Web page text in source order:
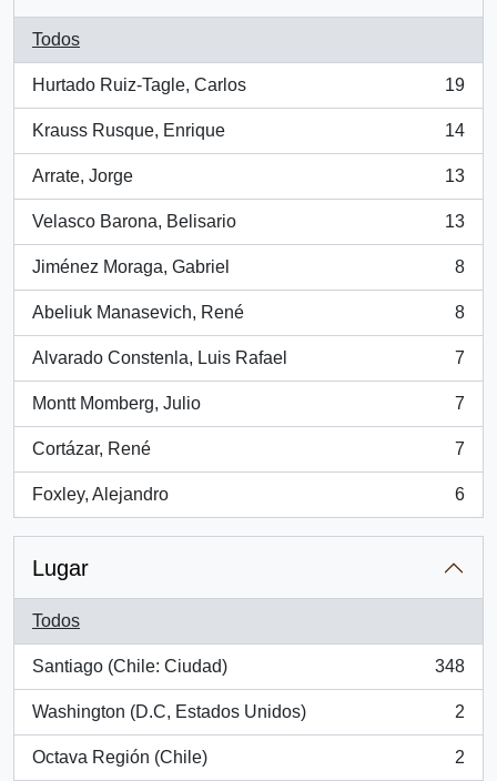
Todos
Hurtado Ruiz-Tagle, Carlos
, 19 resultados
19
Krauss Rusque, Enrique
, 14 resultados
14
Arrate, Jorge
, 13 resultados
13
Velasco Barona, Belisario
, 13 resultados
13
Jiménez Moraga, Gabriel
, 8 resultados
8
Abeliuk Manasevich, René
, 8 resultados
8
Alvarado Constenla, Luis Rafael
, 7 resultados
7
Montt Momberg, Julio
, 7 resultados
7
Cortázar, René
, 7 resultados
7
Foxley, Alejandro
, 6 resultados
6
Lugar
Todos
Santiago (Chile: Ciudad)
, 348 resultados
348
Washington (D.C, Estados Unidos)
, 2 resultados
2
Octava Región (Chile)
, 2 resultados
2